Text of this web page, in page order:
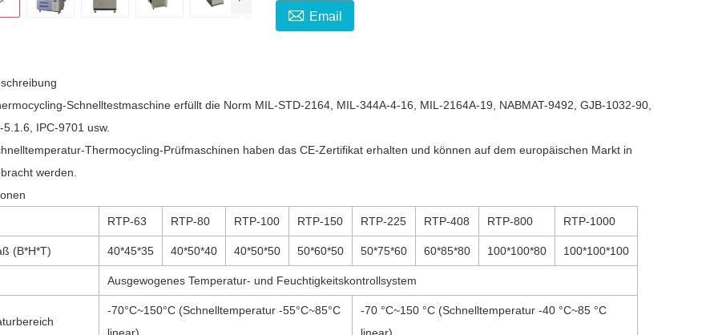
 Email
Schnelltestmaschine erfüllt die Norm MIL-STD-2164, MIL-344A-4-16, MIL-2164A-19, NABMAT-9492, GJB-1032-90,
IPC-9701 usw.
Thermocycling-Prüfmaschinen haben das CE-Zertifikat erhalten und können auf dem europäischen Markt in
werden.
RTP-63 RTP-80 RTP-100 RTP-150 RTP-225 RTP-408 RTP-800 RTP-1000
(B*H*T) 40*45*35 40*50*40 40*50*50 50*60*50 50*75*60 60*85*80 100*100*80 100*100*100
Ausgewogenes Temperatur- und Feuchtigkeitskontrollsystem
-70°C~150°C (Schnelltemperatur -55°C~85°C
linear)
-70 °C~150 °C (Schnelltemperatur -40 °C~85 °C
linear)